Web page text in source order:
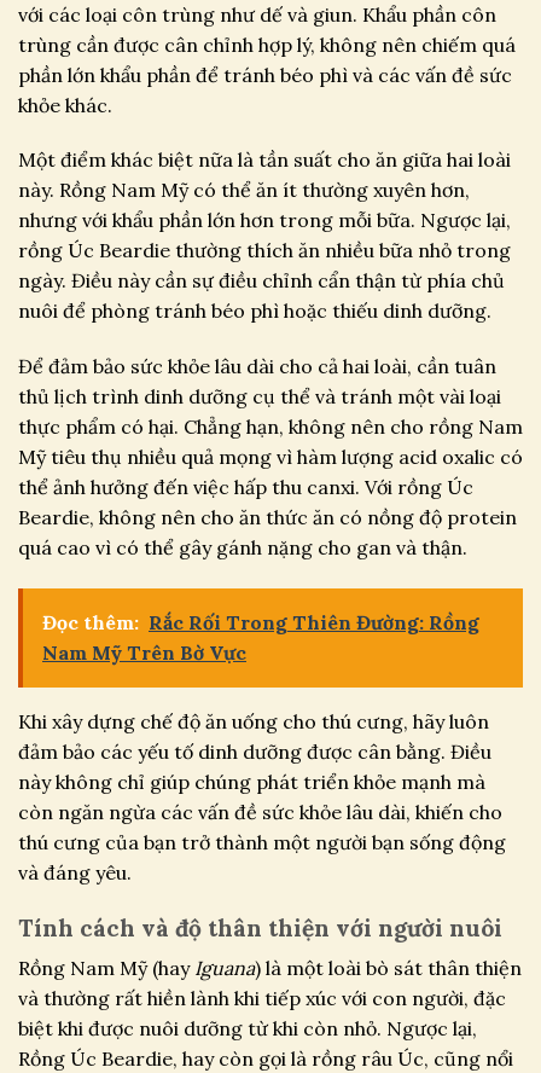
với các loại côn trùng như dế và giun. Khẩu phần côn
trùng cần được cân chỉnh hợp lý, không nên chiếm quá
phần lớn khẩu phần để tránh béo phì và các vấn đề sức
khỏe khác.
Một điểm khác biệt nữa là tần suất cho ăn giữa hai loài
này. Rồng Nam Mỹ có thể ăn ít thường xuyên hơn,
nhưng với khẩu phần lớn hơn trong mỗi bữa. Ngược lại,
rồng Úc Beardie thường thích ăn nhiều bữa nhỏ trong
ngày. Điều này cần sự điều chỉnh cẩn thận từ phía chủ
nuôi để phòng tránh béo phì hoặc thiếu dinh dưỡng.
Để đảm bảo sức khỏe lâu dài cho cả hai loài, cần tuân
thủ lịch trình dinh dưỡng cụ thể và tránh một vài loại
thực phẩm có hại. Chẳng hạn, không nên cho rồng Nam
Mỹ tiêu thụ nhiều quả mọng vì hàm lượng acid oxalic có
thể ảnh hưởng đến việc hấp thu canxi. Với rồng Úc
Beardie, không nên cho ăn thức ăn có nồng độ protein
quá cao vì có thể gây gánh nặng cho gan và thận.
Đọc thêm: Rắc Rối Trong Thiên Đường: Rồng
Nam Mỹ Trên Bờ Vực
Khi xây dựng chế độ ăn uống cho thú cưng, hãy luôn
đảm bảo các yếu tố dinh dưỡng được cân bằng. Điều
này không chỉ giúp chúng phát triển khỏe mạnh mà
còn ngăn ngừa các vấn đề sức khỏe lâu dài, khiến cho
thú cưng của bạn trở thành một người bạn sống động
và đáng yêu.
Tính cách và độ thân thiện với người nuôi
Rồng Nam Mỹ (hay Iguana) là một loài bò sát thân thiện
và thường rất hiền lành khi tiếp xúc với con người, đặc
biệt khi được nuôi dưỡng từ khi còn nhỏ. Ngược lại,
Rồng Úc Beardie, hay còn gọi là rồng râu Úc, cũng nổi